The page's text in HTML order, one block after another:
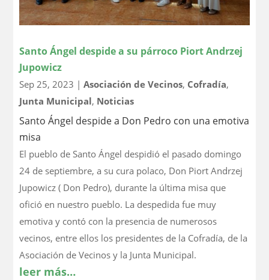
Santo Ángel despide a su párroco Piort Andrzej
Jupowicz
Sep 25, 2023 |Asociación de Vecinos, Cofradía,
Junta Municipal, Noticias
Santo Ángel despide a Don Pedro con una emotiva
misa
El pueblo de Santo Ángel despidió el pasado domingo
24 de septiembre, a su cura polaco, Don Piort Andrzej
Jupowicz ( Don Pedro), durante la última misa que
ofició en nuestro pueblo. La despedida fue muy
emotiva y contó con la presencia de numerosos
vecinos, entre ellos los presidentes de la Cofradía, de la
Asociación de Vecinos y la Junta Municipal.
leer más…